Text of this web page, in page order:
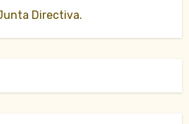
Directiva.